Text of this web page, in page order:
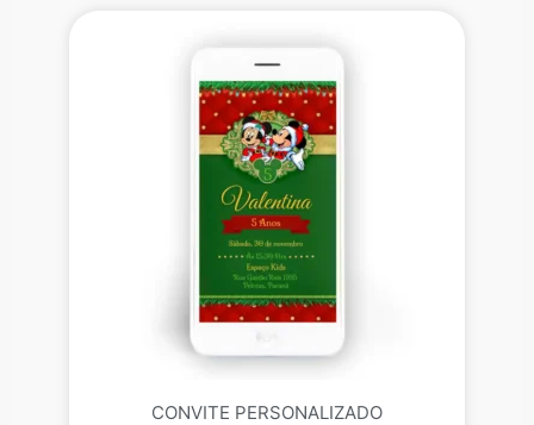
CONVITE PERSONALIZADO